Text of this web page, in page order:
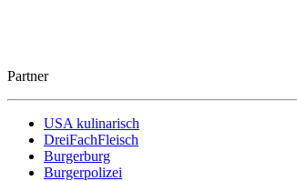
Partner
USA kulinarisch
DreiFachFleisch
Burgerburg
Burgerpolizei